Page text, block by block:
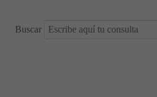
Buscar